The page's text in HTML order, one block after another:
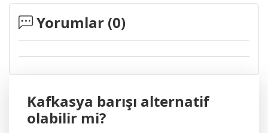
Yorumlar (0)
Kafkasya barışı alternatif
olabilir mi?